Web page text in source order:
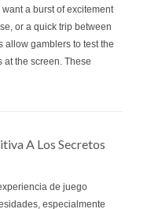
a burst of excitement
or a quick trip between
allow gamblers to test the
at the screen. These
A Los Secretos
de juego
especialmente